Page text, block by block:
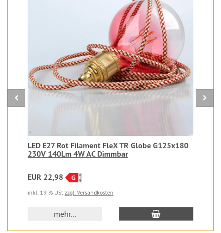
LED E27 Rot Filament FleX TR Globe G125x180
230V 140Lm 4W AC Dimmbar
EUR 22,98
inkl. 19 % USt zzgl. Versandkosten
mehr... In den Warenkorb